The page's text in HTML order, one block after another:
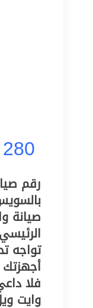
280
رقم
صيانة
تواجه
أجهزتك
فلا
وايت